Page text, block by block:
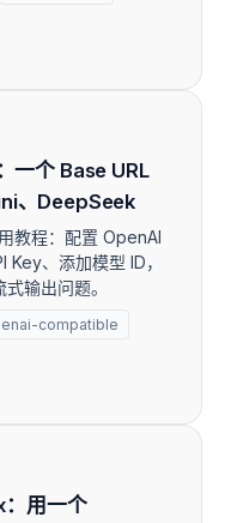
一个 Base URL
、DeepSeek
教程：配置 OpenAI
、添加模型 ID，
输出问题。
compatible
：用一个